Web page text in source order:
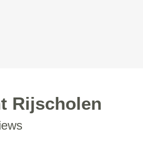
Rijscholen